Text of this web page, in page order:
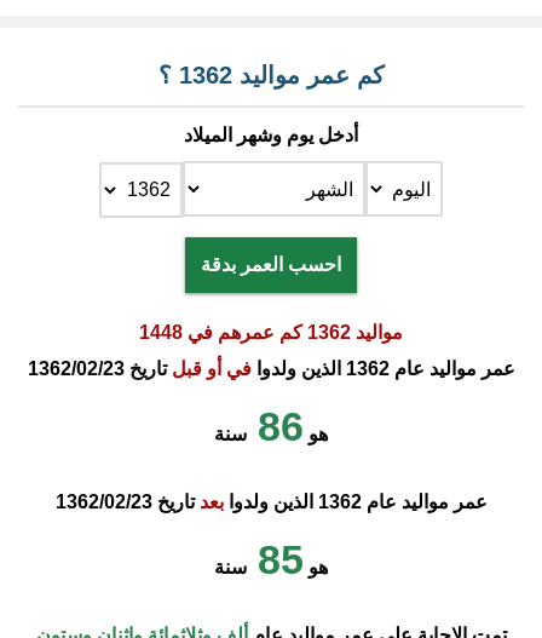
كم عمر مواليد 1362 ؟
أدخل يوم وشهر الميلاد
احسب العمر بدقة
مواليد 1362 كم عمرهم في 1448
عمر مواليد عام 1362 الذين ولدوا
في أو قبلتاريخ 1362/02/23
هو 86 سنة
عمر مواليد عام 1362 الذين ولدوا بعدتاريخ 1362/02/23
هو 85 سنة